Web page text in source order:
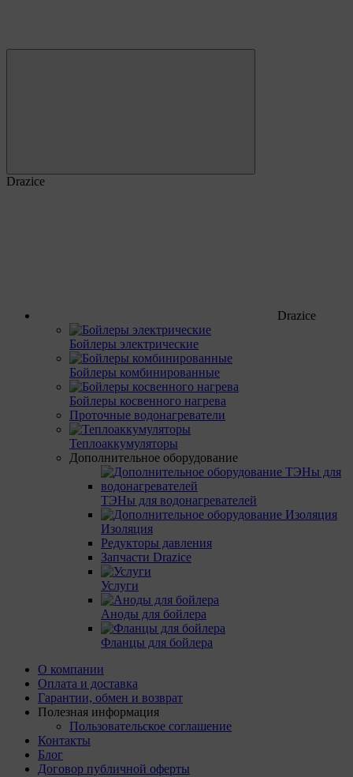
Drazice
Drazice
Бойлеры электрические
Бойлеры комбинированные
Бойлеры косвенного нагрева
Проточные водонагреватели
Теплоаккумуляторы
Дополнительное оборудование
ТЭНы для водонагревателей
Изоляция
Редукторы давления
Запчасти Drazice
Услуги
Аноды для бойлера
Фланцы для бойлера
О компании
Оплата и доставка
Гарантии, обмен и возврат
Полезная информация
Пользовательское соглашение
Контакты
Блог
Договор публичной оферты